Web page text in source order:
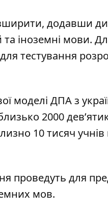
додавши
іноземні мови.
тестування
моделі ДПА з
2000
10 тисяч учнів
проведуть для
мов.